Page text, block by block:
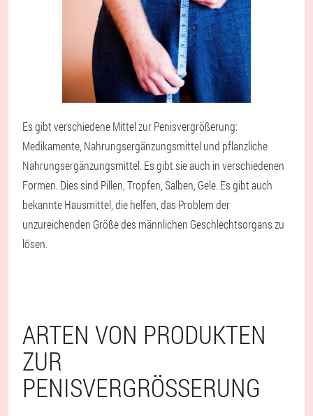
Es gibt verschiedene Mittel zur Penisvergrößerung:
Medikamente, Nahrungsergänzungsmittel und pflanzliche
Nahrungsergänzungsmittel. Es gibt sie auch in verschiedenen
Formen. Dies sind Pillen, Tropfen, Salben, Gele. Es gibt auch
bekannte Hausmittel, die helfen, das Problem der
unzureichenden Größe des männlichen Geschlechtsorgans zu
lösen.
ARTEN VON PRODUKTEN
ZUR
PENISVERGRÖSSERUNG